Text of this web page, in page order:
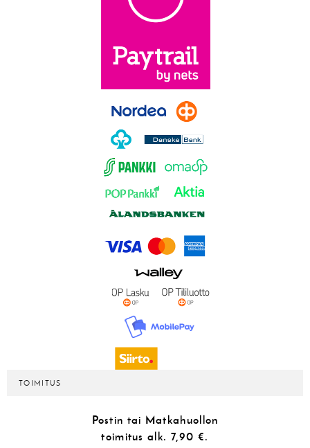
TOIMITUS
Postin tai Matkahuollon
toimitus alk. 7,90 €.